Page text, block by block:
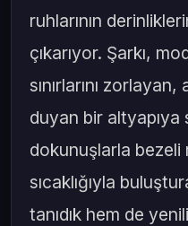
ruhlarının
çıkarıyor. Şarkı,
sınırlarını
duyan bir
dokunuşlarla bezeli
sıcaklığıyla
tanıdık hem de